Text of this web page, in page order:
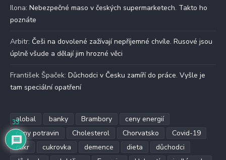
Ilona: Nebezpečné maso v českých supermarketech. Takto ho
poznáte
Arbitr: Češi na dovolené zažívají nepříjemné chvíle. Rusové jsou
úplně všude a dělají jim hrozné věci
František Špaček: Důchodci v Česku zamíří do práce. Vyšle je
tam speciální opatření
alobal banky Brambory
ceny energií
ceny potravin
Cholesterol Chorvatsko
Covid-19
cukr
cukrovka demence dieta
důchodci
33